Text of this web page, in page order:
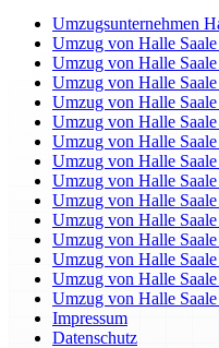
Umzugsunternehmen
Umzug von Halle
Umzug von Halle
Umzug von Halle
Umzug von Halle
Umzug von Halle
Umzug von Halle
Umzug von Halle
Umzug von Halle
Umzug von Halle
Umzug von Halle Saale
Umzug von Halle
Umzug von Halle
Umzug von Halle
Umzug von Halle
Impressum
Datenschutz